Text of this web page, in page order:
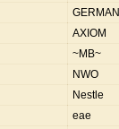
GERMAN
AXIOM
~MB~
NWO
Nestle
eae